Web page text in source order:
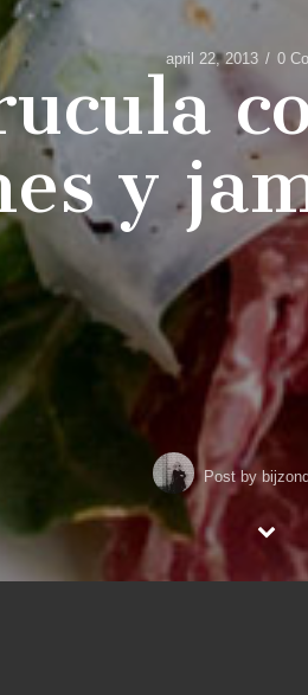
april 22, 2013 0
y
Post by